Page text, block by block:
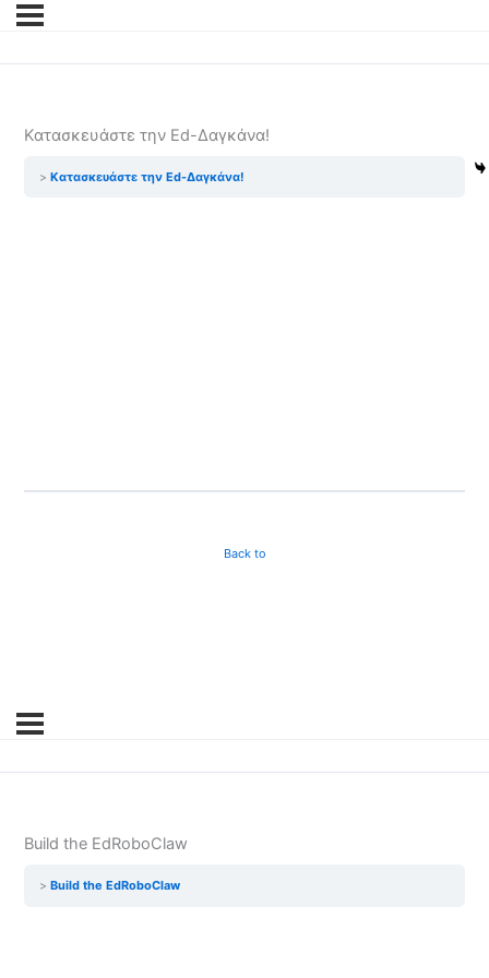
Κατασκευάστε την Ed-Δαγκάνα!
Κατασκευάστε την Ed-Δαγκάνα!
Back to
Build the EdRoboClaw
Build the EdRoboClaw